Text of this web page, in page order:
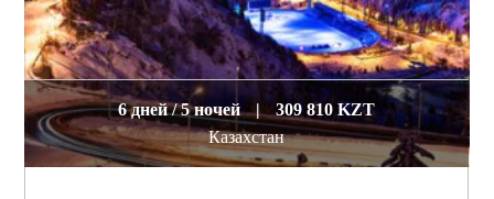
6 дней / 5 ночей |
309 810 KZT
Казахстан